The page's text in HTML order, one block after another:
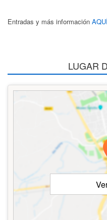
Entradas y más información
LUGAR